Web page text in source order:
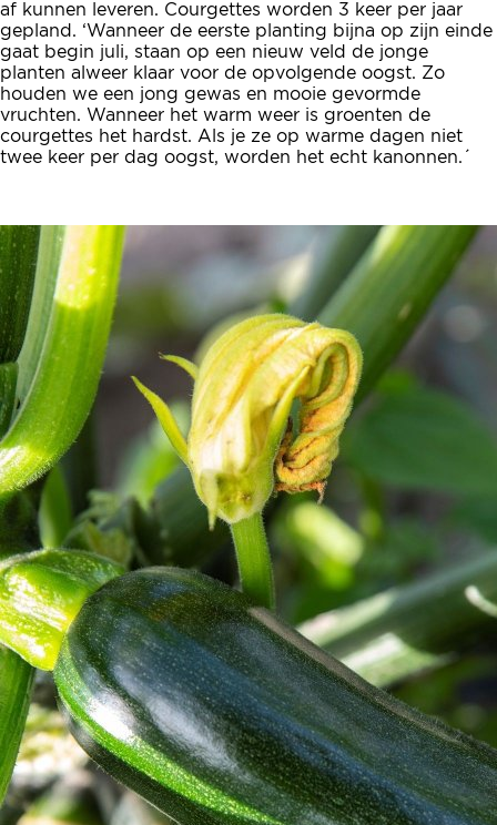
af kunnen leveren. Courgettes worden 3 keer per jaar
gepland. ‘Wanneer de eerste planting bijna op zijn einde
gaat begin juli, staan op een nieuw veld de jonge
planten alweer klaar voor de opvolgende oogst. Zo
houden we een jong gewas en mooie gevormde
vruchten. Wanneer het warm weer is groenten de
courgettes het hardst. Als je ze op warme dagen niet
twee keer per dag oogst, worden het echt kanonnen.´